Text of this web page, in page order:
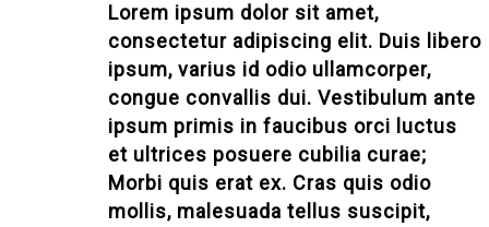
Lorem ipsum dolor sit amet,
consectetur adipiscing elit. Duis libero
ipsum, varius id odio ullamcorper,
congue convallis dui. Vestibulum ante
ipsum primis in faucibus orci luctus
et ultrices posuere cubilia curae;
Morbi quis erat ex. Cras quis odio
mollis, malesuada tellus suscipit,